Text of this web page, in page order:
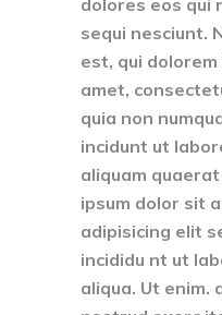
dolores eos qui
sequi nesciunt.
est, qui
amet,
quia non
incidunt ut
aliquam
ipsum dolor sit
adipisicing elit
incididu nt ut
aliqua. Ut enim.